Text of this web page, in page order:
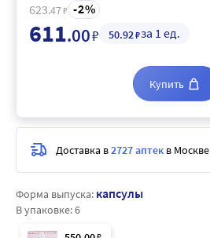
Форма выпуска: капсулы
В упаковке:6
623.47₽ 2
611.00₽ 50.92₽за 1 ед.
Купить
Доставка в2727 аптек в Москве